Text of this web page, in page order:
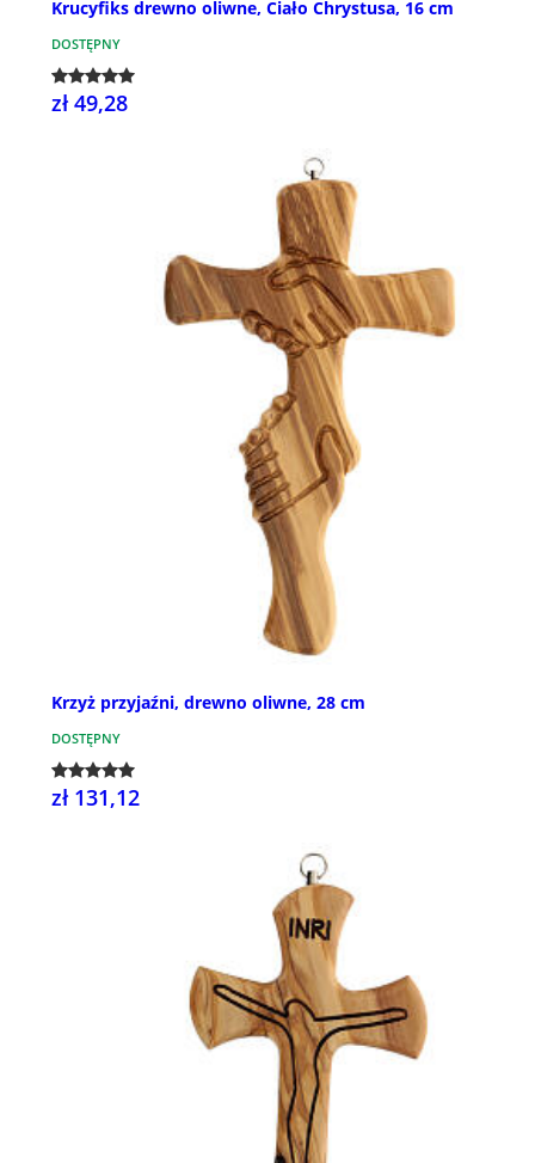
Krucyfiks drewno oliwne, Ciało Chrystusa, 16 cm
DOSTĘPNY
zł 49,28
Krzyż przyjaźni, drewno oliwne, 28 cm
DOSTĘPNY
zł 131,12